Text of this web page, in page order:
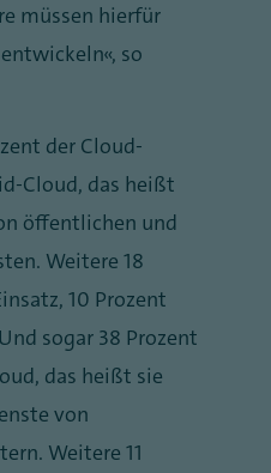
müssen hierfür
so
der Cloud-
Cloud, das heißt
öffentlichen und
Weitere 18
10 Prozent
sogar 38 Prozent
das heißt sie
von
Weitere 11